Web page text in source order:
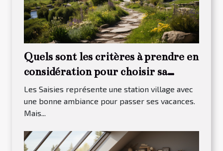
Quels sont les critères à prendre en
considération pour choisir sa
maison à louer dans Les Saisies ?
Les Saisies représente une station village avec
une bonne ambiance pour passer ses vacances.
Mais...